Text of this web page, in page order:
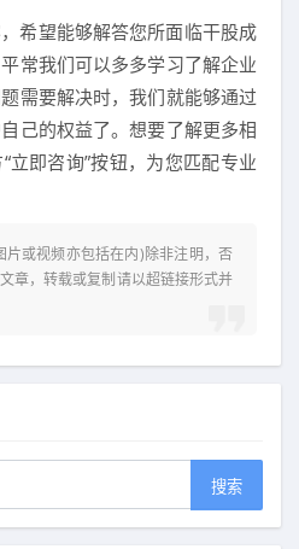
希望能够解答您所面临干股成
常我们可以多多学习了解企业
需要解决时，我们就能够通过
己的权益了。想要了解更多相
立即咨询”按钮，为您匹配专业
或视频亦包括在内)除非注明，否
章，转载或复制请以超链接形式并